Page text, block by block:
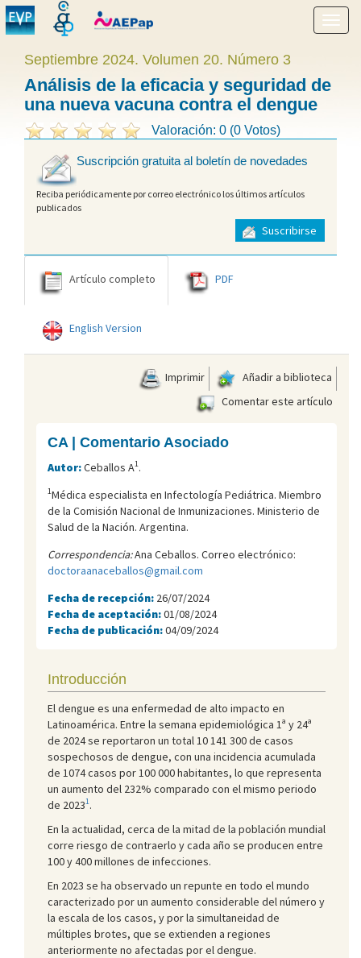
menú
Septiembre 2024. Volumen 20. Número 3
Análisis de la eficacia y seguridad de
una nueva vacuna contra el dengue
Valoración: 0 (0 Votos)
Suscripción gratuita al boletín de novedades
Reciba periódicamente por correo electrónico los últimos artículos
publicados
Suscribirse
Artículo completo PDF
English Version
Imprimir
Añadir a biblioteca
Comentar este artículo
CA | Comentario Asociado
Autor:Ceballos A1.
1Médica especialista en Infectología Pediátrica. Miembro
de la Comisión Nacional de Inmunizaciones. Ministerio de
Salud de la Nación. Argentina.
Correspondencia:Ana Ceballos. Correo electrónico:
doctoraanaceballos@gmail.com
Fecha de recepción: 26/07/2024
Fecha de aceptación:01/08/2024
Fecha de publicación:04/09/2024
Introducción
El dengue es una enfermedad de alto impacto en
Latinoamérica. Entre la semana epidemiológica 1ª y 24ª
de 2024 se reportaron un total 10 141 300 de casos
sospechosos de dengue, con una incidencia acumulada
de 1074 casos por 100 000 habitantes, lo que representa
un aumento del 232% comparado con el mismo periodo
de 20231.
En la actualidad, cerca de la mitad de la población mundial
corre riesgo de contraerlo y cada año se producen entre
100 y 400 millones de infecciones.
En 2023 se ha observado un repunte en todo el mundo
caracterizado por un aumento considerable del número y
la escala de los casos, y por la simultaneidad de
múltiples brotes, que se extienden a regiones
anteriormente no afectadas por el dengue.